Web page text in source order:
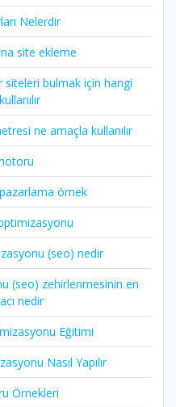
Nelerdir
site ekleme
bulmak için hangi
ne amaçla kullanılır
örnek
(seo) nedir
(seo) zehirlenmesinin en
nedir
Eğitimi
Nasıl Yapılır
Örnekleri